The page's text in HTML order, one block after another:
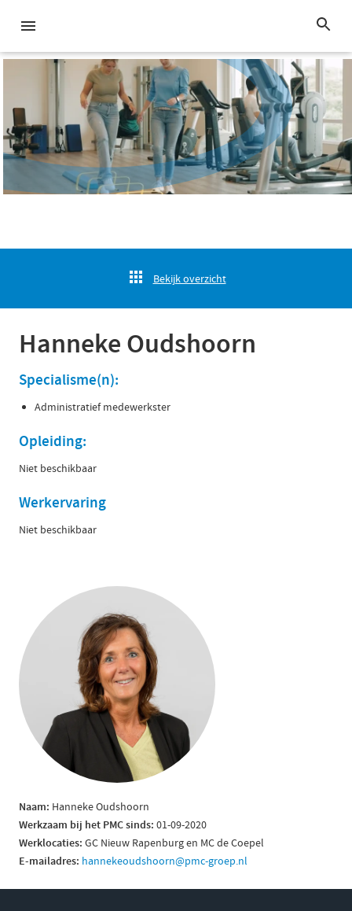
Bekijk overzicht
Hanneke Oudshoorn
Specialisme(n):
Administratief medewerkster
Opleiding:
Niet beschikbaar
Werkervaring
Niet beschikbaar
Naam: Hanneke Oudshoorn
Werkzaam bij het PMC sinds: 01-09-2020
Werklocaties: GC Nieuw Rapenburg en MC de Coepel
E-mailadres: hannekeoudshoorn@pmc-groep.nl